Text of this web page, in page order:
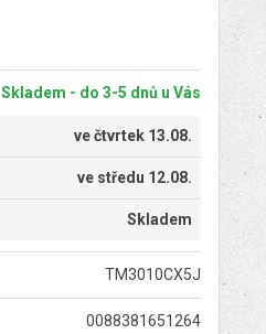
Skladem - do 3-5 dnů u Vás
večtvrtek 13.08.
ve středu 12.08.
Skladem
TM3010CX5J
0088381651264